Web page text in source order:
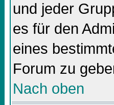
und jeder
es für den
eines
Forum zu
Nach oben